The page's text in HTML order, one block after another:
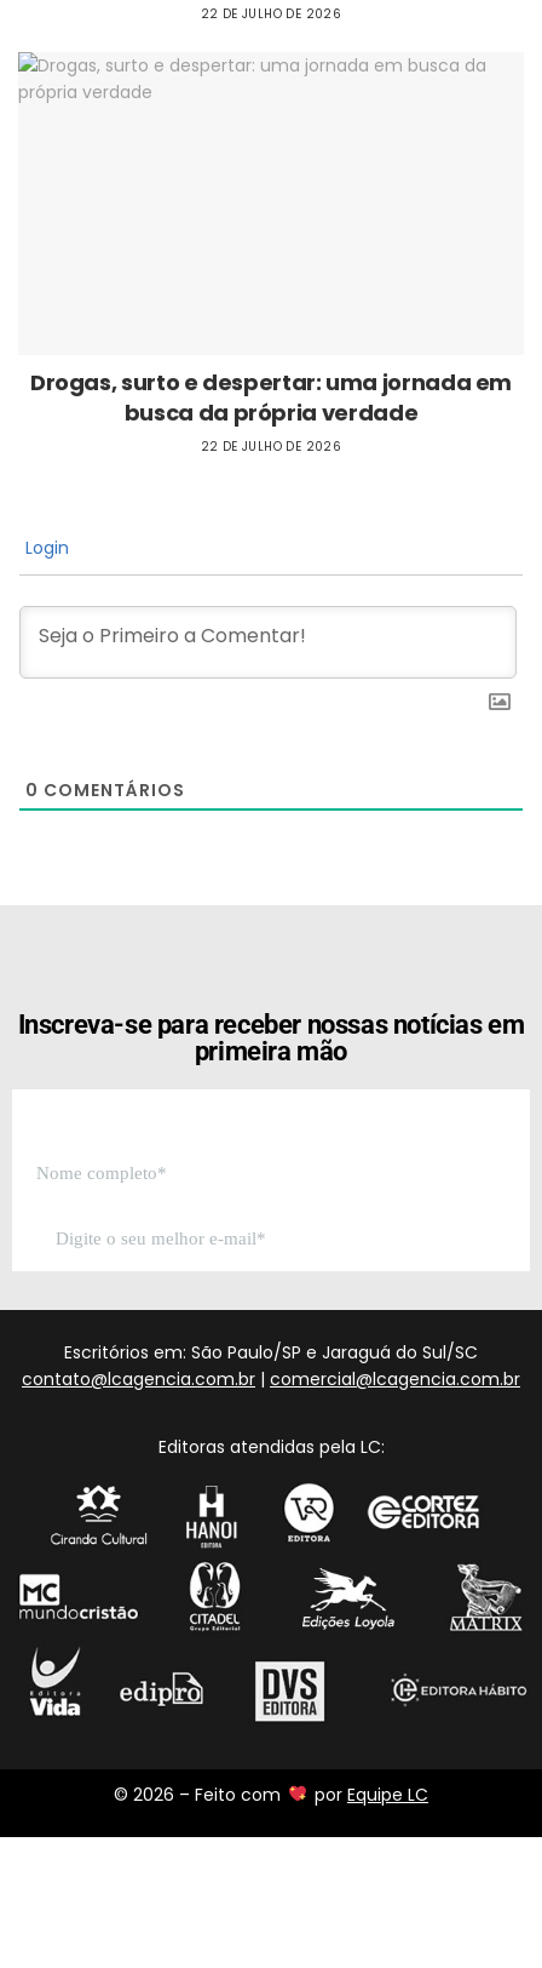
22 DE JULHO DE 2026
Drogas, surto e despertar: uma jornada em
busca da própria verdade
22 DE JULHO DE 2026
Login
0 COMENTÁRIOS
Inscreva-se para receber nossas notícias em
primeira mão
Escritórios em: São Paulo/SP e Jaraguá do Sul/SC
contato@lcagencia.com.br | comercial@lcagencia.com.br
Editoras atendidas pela LC:
© 2026 – Feito com por Equipe LC